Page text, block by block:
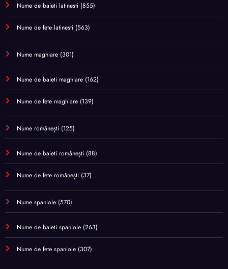
Nume de baieti latinesti (855)
Nume de fete latinesti (563)
Nume maghiare (301)
Nume de baieti maghiare (162)
Nume de fete maghiare (139)
Nume românești (125)
Nume de baieti românești (88)
Nume de fete românești (37)
Nume spaniole (570)
Nume de baieti spaniole (263)
Nume de fete spaniole (307)